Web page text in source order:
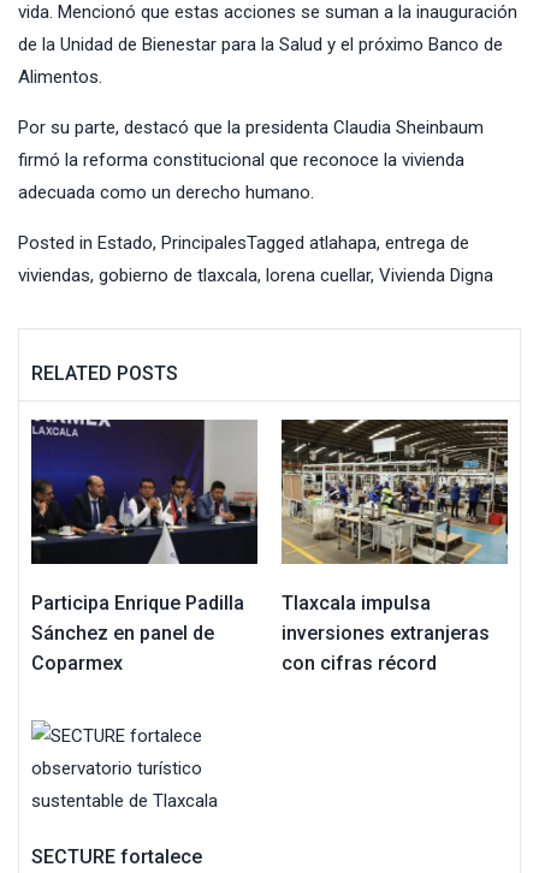
vida. Mencionó que estas acciones se suman a la inauguración
de la Unidad de Bienestar para la Salud y el próximo Banco de
Alimentos.
Por su parte, destacó que la presidenta Claudia Sheinbaum
firmó la reforma constitucional que reconoce la vivienda
adecuada como un derecho humano.
Posted in Estado, PrincipalesTagged atlahapa, entrega de
viviendas, gobierno de tlaxcala, lorena cuellar, Vivienda Digna
RELATED POSTS
Participa Enrique Padilla
Sánchez en panel de
Coparmex
Tlaxcala impulsa
inversiones extranjeras
con cifras récord
SECTURE fortalece